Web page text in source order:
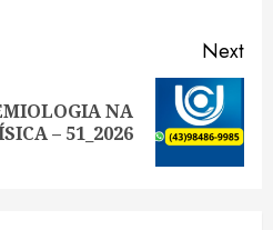
Next
NA
– 51_2026